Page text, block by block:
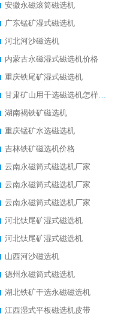
安徽永磁滚筒磁选机
广东锰矿湿式磁选机
河北河沙磁选机
内蒙古永磁湿式磁选机价格
重庆铁尾矿湿式磁选机
甘肃矿山用干选磁选机怎样调磁
湖南褐铁矿磁选机
重庆锰矿水选磁选机
吉林铁矿磁选机价格
云南永磁筒式磁选机厂家
云南永磁筒式磁选机厂家
云南永磁筒式磁选机厂家
河北钛尾矿湿式磁选机
河北钛尾矿湿式磁选机
山西河沙磁选机
德州永磁筒式磁选机
湖北铁矿干选永磁磁选机
江西湿式平板磁选机皮带